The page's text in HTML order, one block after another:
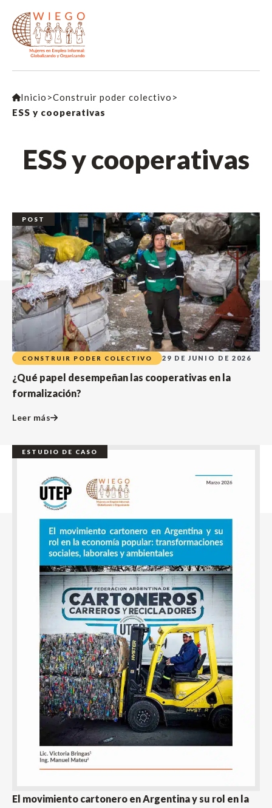
Inicio >Construir poder colectivo >
ESS y cooperativas
ESS y cooperativas
POST
CONSTRUIR PODER COLECTIVO 29 DE JUNIO DE 2026
¿Qué papel desempeñan las cooperativas en la
formalización?
Leer más
ESTUDIO DE CASO
El movimiento cartonero en Argentina y su rol en la